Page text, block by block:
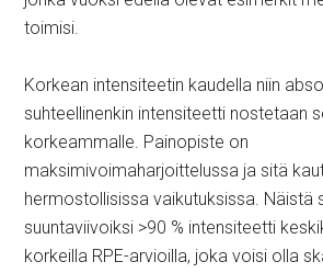
toimisi.
Korkean intensiteetin kaudella niin
suhteellinenkin intensiteetti nostetaan
korkeammalle. Painopiste on
maksimivoimaharjoittelussa ja sitä
hermostollisissa vaikutuksissa. Näistä
suuntaviivoiksi >90 % intensiteetti
korkeilla RPE-arvioilla, joka voisi olla